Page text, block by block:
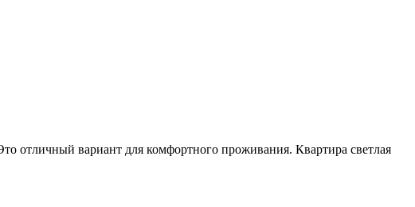
отличный вариант для комфортного проживания. Квартира светлая